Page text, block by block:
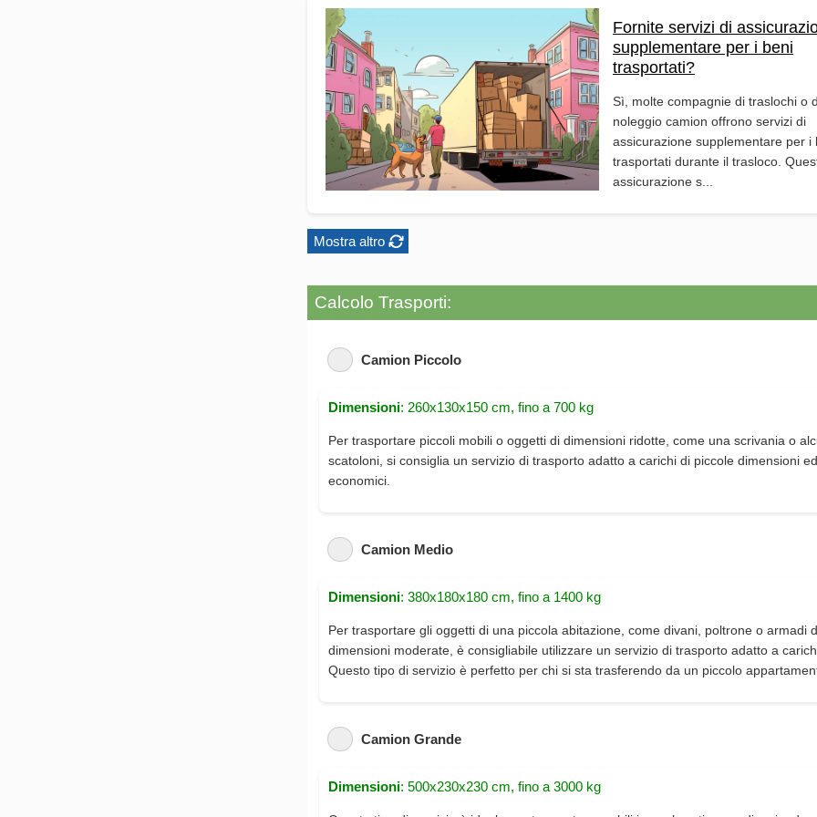
Fornite servizi di
supplementare per i beni
trasportati?
Sì, molte compagnie di traslochi o
noleggio camion offrono servizi di
assicurazione supplementare per i
trasportati durante il trasloco.
assicurazione s...
Mostra altro
Calcolo Trasporti:
Camion Piccolo
Dimensioni: 260x130x150 cm, fino a 700 kg
Per trasportare piccoli mobili o oggetti di dimensioni ridotte, come una scrivania o
scatoloni, si consiglia un servizio di trasporto adatto a carichi di piccole dimensioni ed
economici.
Camion Medio
Dimensioni: 380x180x180 cm, fino a 1400 kg
Per trasportare gli oggetti di una piccola abitazione, come divani, poltrone o armadi
dimensioni moderate, è consigliabile utilizzare un servizio di trasporto adatto a
Questo tipo di servizio è perfetto per chi si sta trasferendo da un piccolo
Camion Grande
Dimensioni: 500x230x230 cm, fino a 3000 kg